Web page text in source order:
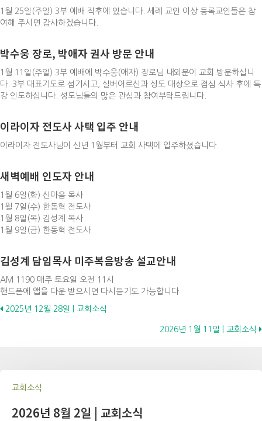
1월 25일(주일) 3부 예배 직후에 있습니다. 세례 교인 이상 등록교인들은 참
여해 주시면 감사하겠습니다.
박수웅 장로, 박애자 권사 방문 안내
1월 11일(주일) 3부 예배에 박수웅(애자) 장로님 내외분이 교회 방문하십니
다. 3부 대표기도로 섬기시고, 실버어르신과 성도 대상으로 점심 식사 후에 특
강 인도하십니다. 성도님들의 많은 관심과 참여부탁드립니다.
이라이자 전도사 사택 입주 안내
이라이자 전도사님이 신년 1월부터 교회 사택에 입주하셨습니다.
새벽예배 인도자 안내
1월 6일(화) 신마음 목사
1월 7일(수) 한동혁 전도사
1월 8일(목) 김성계 목사
1월 9일(금) 한동혁 전도사
김성계 담임목사 미주복음방송 설교안내
AM 1190 매주 토요일 오전 11시
핸드폰에 앱을 다운 받으시면 다시듣기도 가능합니다
Posts
2025년 12월 28일 | 교회소식
2026년 1월 11일 | 교회소식
교회소식
2026년 8월 2일 | 교회소식